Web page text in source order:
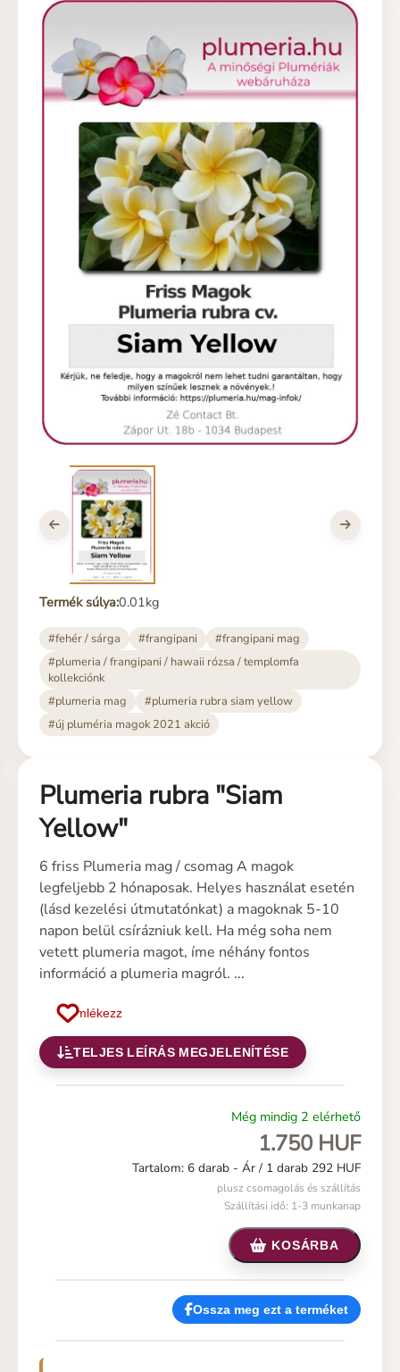
Termék súlya:0.01kg
#fehér / sárga #frangipani
#frangipani mag
#plumeria / frangipani / hawaii rózsa / templomfa
kollekciónk
#plumeria mag
#plumeria rubra siam yellow
#új pluméria magok 2021 akció
Plumeria rubra "Siam
Yellow"
6 friss Plumeria mag / csomag A magok
legfeljebb 2 hónaposak. Helyes használat esetén
(lásd kezelési útmutatónkat) a magoknak 5-10
napon belül csírázniuk kell. Ha még soha nem
vetett plumeria magot, íme néhány fontos
információ a plumeria magról. ...
Emlékezz
TELJES LEÍRÁS MEGJELENÍTÉSE
Még mindig 2 elérhető
1.750 HUF
Tartalom: 6 darab - Ár / 1 darab 292 HUF
plusz csomagolás és szállítás
Szállítási idő: 1-3 munkanap
KOSÁRBA
Ossza meg ezt a terméket